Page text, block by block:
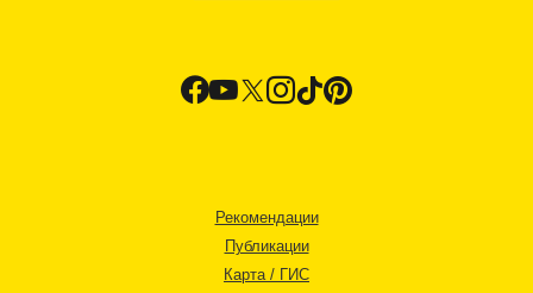
Рекомендации
Публикации
Карта / ГИС